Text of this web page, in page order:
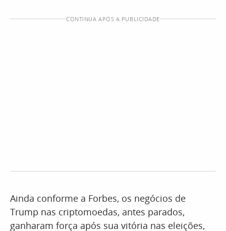
CONTINUA APÓS A PUBLICIDADE
Ainda conforme a Forbes, os negócios de
Trump nas criptomoedas, antes parados,
ganharam força após sua vitória nas eleições,